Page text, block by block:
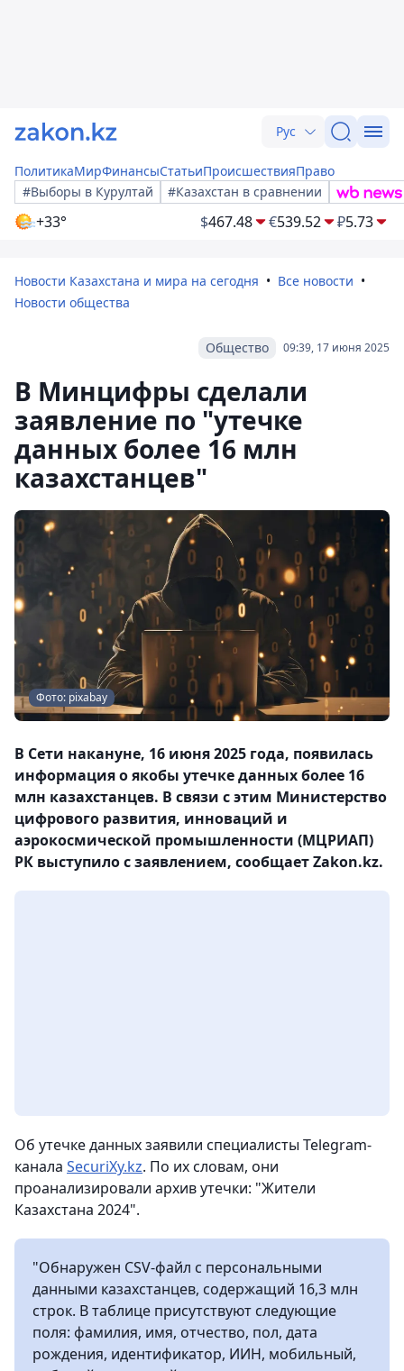
Рус
ПолитикаМирФинансыСтатьиПроисшествияПраво
#Выборы в Курултай
#Казахстан в сравнении
+33° $467.48 €539.52 ₽5.73
Новости Казахстана и мира на сегодня
Все новости
Новости общества
09:39, 17 июня 2025
Общество
В Минцифры сделали
заявление по "утечке
данных более 16 млн
казахстанцев"
Фото: pixabay
В Сети накануне, 16 июня 2025 года, появилась
информация о якобы утечке данных более 16
млн казахстанцев. В связи с этим Министерство
цифрового развития, инноваций и
аэрокосмической промышленности (МЦРИАП)
РК выступило с заявлением, сообщает Zakon.kz.
Об утечке данных заявили специалисты Telegram-
канала SecuriXy.kz. По их словам, они
проанализировали архив утечки: "Жители
Казахстана 2024".
"Обнаружен CSV-файл с персональными
данными казахстанцев, содержащий 16,3 млн
строк. В таблице присутствуют следующие
поля: фамилия, имя, отчество, пол, дата
рождения, идентификатор, ИИН, мобильный,